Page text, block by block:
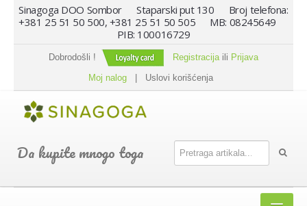
Sinagoga DOO Sombor Staparski put 130 Broj telefona:
+381 25 51 50 500, +381 25 51 50 505 MB: 08245649
PIB: 100016729
Dobrodošli ! Registracijaili Prijava
Moj nalog
Uslovi korišćenja
Da kupite mnogo toga